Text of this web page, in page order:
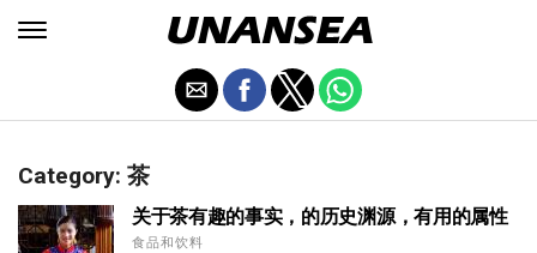
Category: 茶
关于茶有趣的事实，的历史渊源，有用的属性
食品和饮料